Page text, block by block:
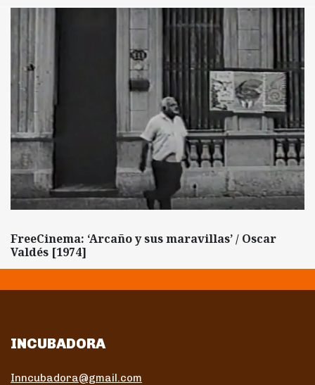
FreeCinema: ‘Arcaño y sus maravillas’ / Oscar
Valdés [1974]
INCUBADORA
Inncubadora@gmail.com